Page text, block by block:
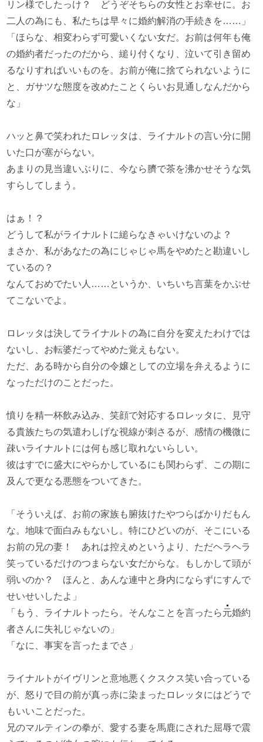
リン様でしたっけ？ どうぞそちらの女性とお幸せに。お
二人の為にも、私たちは早々に婚約解消の手続きを……」
「ほらな、相変わらず可愛いくない女だ。お前は何年も俺
の婚約者だったのだから、縋り付くなり、泣いて引き留め
るなりすればいいものを。お前が俺に捨てられないように
と、ガサツな態度を改めたことくらいお見通しなんだから
な」
ハッと鼻で笑われたロレッタは、ライナルトの言い分に開
いた口が塞がらない。
あまりの見当違いぶりに、今なら臍で茶を沸かせそうな気
すらしてしまう。
はぁ！？
どうして私がライナルトに縋らなきゃいけないのよ？
まさか、私があなたの為にじゃじゃ馬をやめたと勘違いし
ているの？
なんておめでたい人……というか、いちいち言葉をかぶせ
てこないでよ。
ロレッタは決してライナルトの為に自分を変えたわけでは
ないし、お転婆だってやめた覚えもない。
ただ、ある時から自分の令嬢としての立場を弁えるように
なっただけのことだった。
憤りを精一杯飲み込み、笑顔で対応するロレッタに、見守
る貴族たちの気遣わしげな視線が刺さるが、感情の機微に
疎いライナルトには何も感じ取れないらしい。
彼はすでに盛大にやらかしているにも関わらず、この期に
及んで更なる悪態をついてきた。
「そういえば、お前の家族も腑抜けたやつらばかりだもん
な。地味で面白みもないし。特にひどいのが、そこにいる
お前の兄の妻！ あれは控えめというより、ただヘラヘラ
笑っているだけのつまらない女だからな。もしかして頭が
弱いのか？ ほんと、あんな連中と身内にならずにすんで
せいせいしたよ」
「もう、ライナルトったら。そんなことを言ったら元婚約
者さんに失礼じゃないの」
「なに、事実を言ったまでさ」
ライナルトがイヴリンと意地悪くクスクス笑い合っている
が、怒りで目の前が真っ赤に染まったロレッタにはどうで
もいいことだった。
兄のマルティンの拳が、愛する妻を馬鹿にされた屈辱で震